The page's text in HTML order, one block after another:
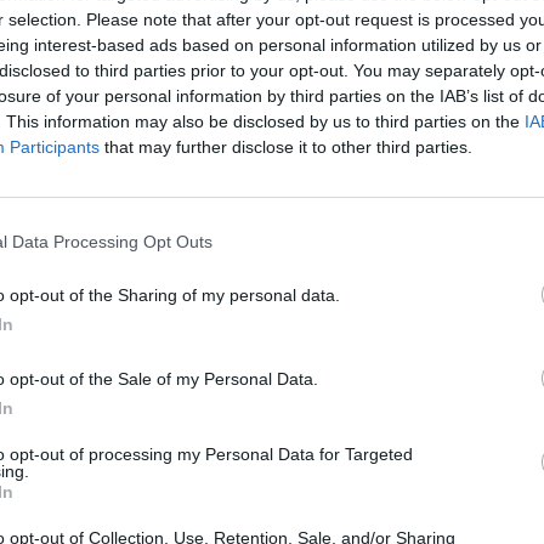
selection. Please note that after your opt-out request is processed
interest-based ads based on personal information utilized by us
to third parties prior to your opt-out. You may separately
of your personal information by third parties on the IAB’s list of
This information may also be disclosed by us to third parties on the
Participants that may further disclose it to other third parties.
Data Processing Opt Outs
opt-out of the Sharing of my personal data.
opt-out of the Sale of my Personal Data.
opt-out of processing my Personal Data for Targeted
opt-out of Collection, Use, Retention, Sale, and/or Sharing
Den 34-årige
under natten till
CNN.
och ”relaterade
”farlig” rymde från
sig på träningsredskap
inblandade i en
för lokaltidningen Lo
svensk tid, i
mot honom mellan
Luis Martin
land för journalister.
Demokrati Dick
Donald Trump Dömda
FängelseFörhör Grov
Jimmie Åkesson
Kriminalvården
LagarMichael
Nilsson-
Ulf Kristersson Upprättelse